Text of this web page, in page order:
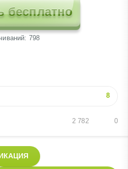
бесплатно
798
8
0
2 782